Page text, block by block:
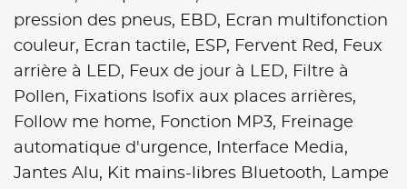
pression des pneus, EBD, Ecran multifonction
couleur, Ecran tactile, ESP, Fervent Red, Feux
arrière à LED, Feux de jour à LED, Filtre à
Pollen, Fixations Isofix aux places arrières,
Follow me home, Fonction MP3, Freinage
automatique d'urgence,
Interface Media,
Jantes Alu, Kit mains-libres Bluetooth,
Lampe